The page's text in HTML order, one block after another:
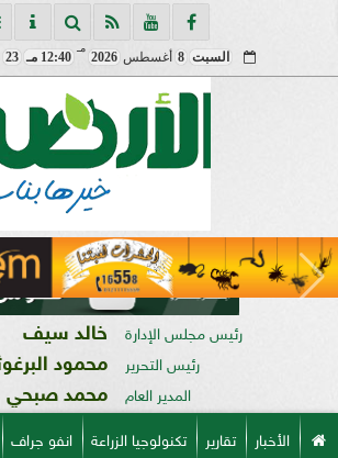
السبت 8 أغسطس 2026
مـ
12:40 مـ 23
رئيس مجلس الإدارة خالد سيف
رئيس التحرير محمود
المدير العام محمد صبحي
الأخبار تقارير تكنولوجيا الزراعة انفو جراف